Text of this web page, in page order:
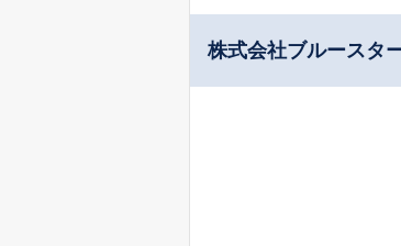
株式会社ブルースタ